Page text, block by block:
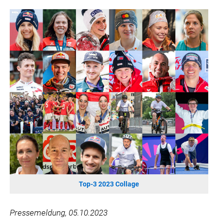
CULINARIUS
RECYCLEMICH-INITIATIVE
VIER HOCH VIER
ALFIES
HANNERSBERG
WILHELM-EXNER-MEDAILLEN STIFTUNG
ADMIRAL SPORTWETTEN
EWP RECYCLING PFAND ÖSTERREICH
ANNEMARIE CHARITY
IMPERIAL MARKETS
TRÄGERVEREIN EINWEGPFAND
SPECIAL OLYMPICS ÖSTERREICH
LOGOS
Top-3 2023 Collage
Pressemeldung, 05.10.2023